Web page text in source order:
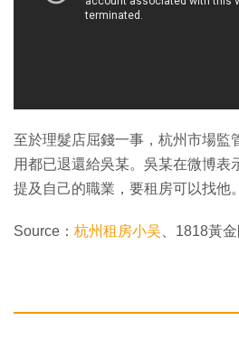
至於理髮店屈錢一事，杭州市場監
用都已退還給吳某。吳某在微博表
提及自己的職業，要租房可以找他。
Source： 杭州租房小吴 、1818黃